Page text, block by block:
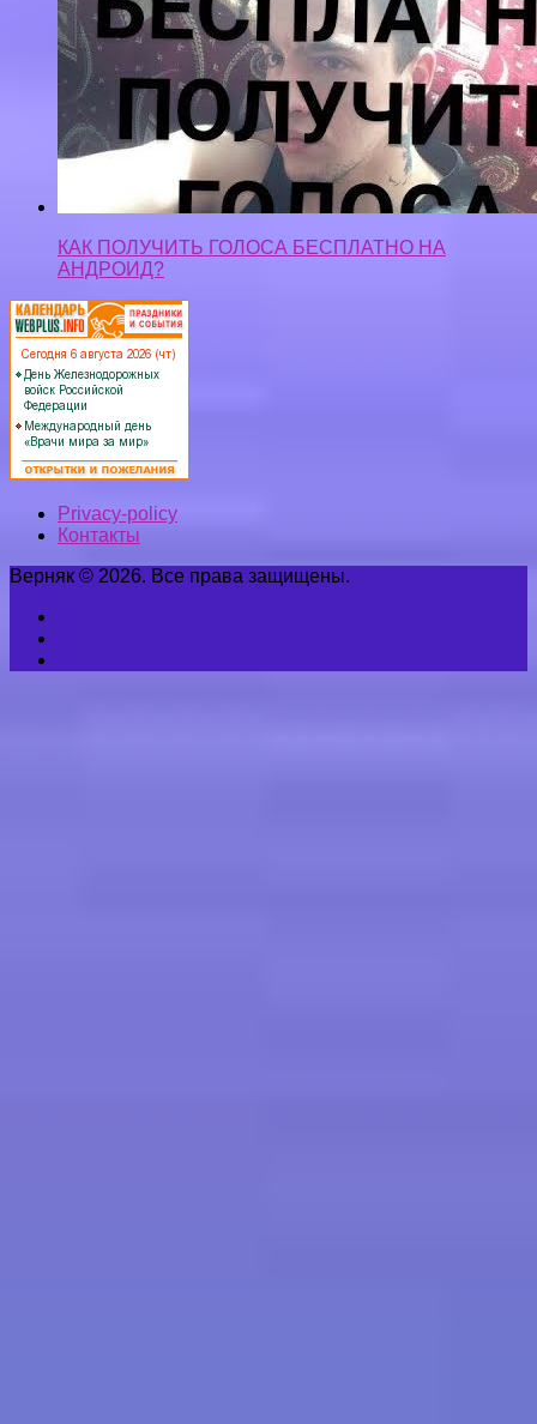
КАК ПОЛУЧИТЬ ГОЛОСА БЕСПЛАТНО НА
АНДРОИД?
Privacy-policy
Контакты
Верняк © 2026. Все права защищены.